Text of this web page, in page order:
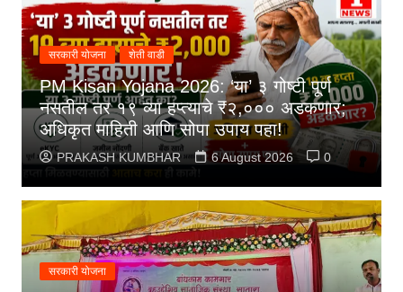
सरकारी योजना शेती वाडी
PM Kisan Yojana 2026: ‘या’ ३ गोष्टी पूर्ण
नसतील तर १९ व्या हप्त्याचे ₹२,००० अडकणार;
अधिकृत माहिती आणि सोपा उपाय पहा!
PRAKASH KUMBHAR 6 August 2026 0
सरकारी योजना